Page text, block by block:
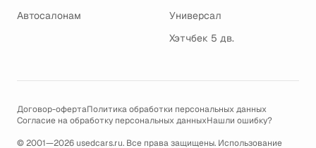
Автосалонам
Универсал
Хэтчбек 5 дв.
Договор-офертаПолитика обработки персональных данных
Согласие на обработку персональных данныхНашли ошибку?
© 2001—2026 usedcars.ru. Все права защищены. Использование